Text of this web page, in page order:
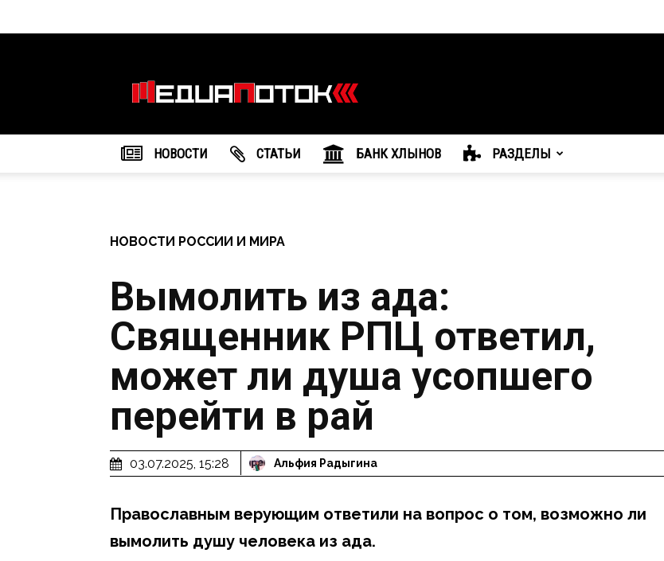
агентство
"МедиаПоток"
НОВОСТИ CТАТЬИ БАНК ХЛЫНОВ РАЗДЕЛЫ
НОВОСТИ РОССИИ И МИРА
Вымолить из ада:
Священник РПЦ ответил,
может ли душа усопшего
перейти в рай
03.07.2025, 15:28 Альфия Радыгина
Православным верующим ответили на вопрос о том, возможно ли
вымолить душу человека из ада.